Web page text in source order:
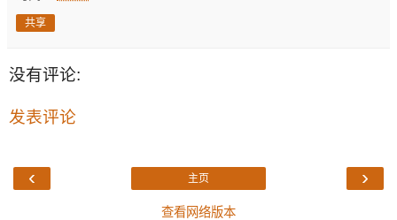
共享
没有评论:
发表评论
‹ ›
主页
查看网络版本